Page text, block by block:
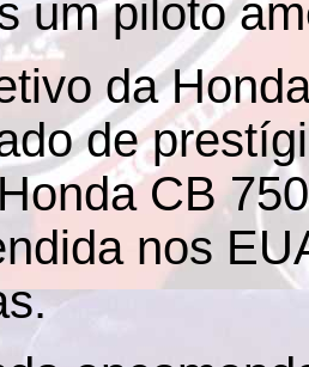
um piloto
da
de
CB
nos